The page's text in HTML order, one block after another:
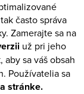
často správa
Zamerajte sa na
už pri jeho
sa váš obsah
Používatelia sa
stránke.